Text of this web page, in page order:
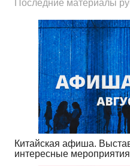
Последние материалы
Китайская афиша.
интересные